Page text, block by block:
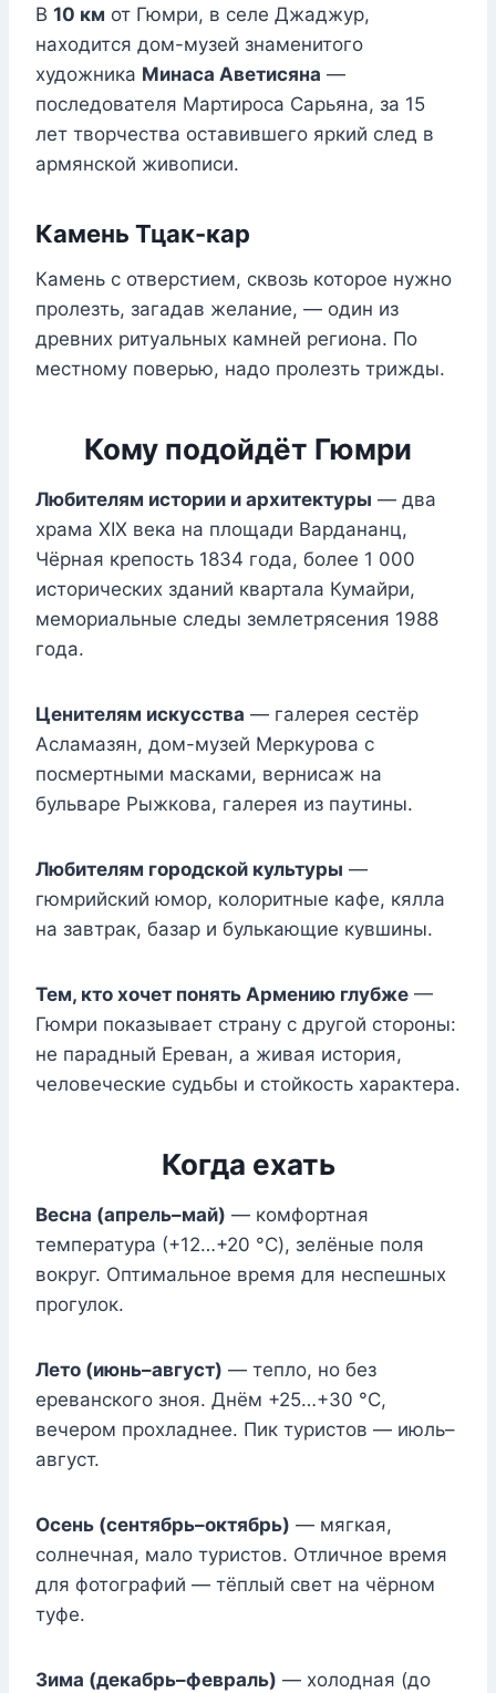
В 10 км от Гюмри, в селе Джаджур,
находится дом-музей знаменитого
художника Минаса Аветисяна —
последователя Мартироса Сарьяна, за 15
лет творчества оставившего яркий след в
армянской живописи.
Камень Тцак-кар
Камень с отверстием, сквозь которое нужно
пролезть, загадав желание, — один из
древних ритуальных камней региона. По
местному поверью, надо пролезть трижды.
Кому подойдёт Гюмри
Любителям истории и архитектуры — два
храма XIX века на площади Вардананц,
Чёрная крепость 1834 года, более 1 000
исторических зданий квартала Кумайри,
мемориальные следы землетрясения 1988
года.
Ценителям искусства — галерея сестёр
Асламазян, дом-музей Меркурова с
посмертными масками, вернисаж на
бульваре Рыжкова, галерея из паутины.
Любителям городской культуры —
гюмрийский юмор, колоритные кафе, кялла
на завтрак, базар и булькающие кувшины.
Тем, кто хочет понять Армению глубже —
Гюмри показывает страну с другой стороны:
не парадный Ереван, а живая история,
человеческие судьбы и стойкость характера.
Когда ехать
Весна (апрель–май) — комфортная
температура (+12…+20 °C), зелёные поля
вокруг. Оптимальное время для неспешных
прогулок.
Лето (июнь–август) — тепло, но без
ереванского зноя. Днём +25…+30 °C,
вечером прохладнее. Пик туристов — июль–
август.
Осень (сентябрь–октябрь) — мягкая,
солнечная, мало туристов. Отличное время
для фотографий — тёплый свет на чёрном
туфе.
Зима (декабрь–февраль) — холодная (до